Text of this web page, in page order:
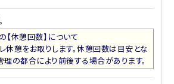
【休憩回数】について
休憩をお取りします。休憩回数は目安とな
理の都合により前後する場合があります。